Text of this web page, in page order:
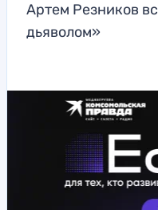
Артем Резников
дьяволом»